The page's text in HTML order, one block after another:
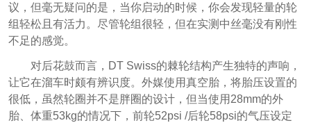
议，但毫无疑问的是，当你启动的时候，你会发现轻量的轮
组轻松且有活力。尽管轮组很轻，但在实测中丝毫没有刚性
不足的感觉。
对后花鼓而言，DT Swiss的棘轮结构产生独特的声响，
让它在溜车时颇有辨识度。外媒使用真空胎，将胎压设置的
很低，虽然轮圈并不是胖圈的设计，但当使用28mm的外
胎、体重53kg的情况下，前轮52psi /后轮58psi的气压设定